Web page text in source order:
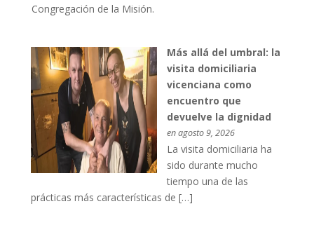
Congregación de la Misión.
Más allá del umbral: la
visita domiciliaria
vicenciana como
encuentro que
devuelve la dignidad
en agosto 9, 2026
La visita domiciliaria ha
sido durante mucho
tiempo una de las
prácticas más características de […]